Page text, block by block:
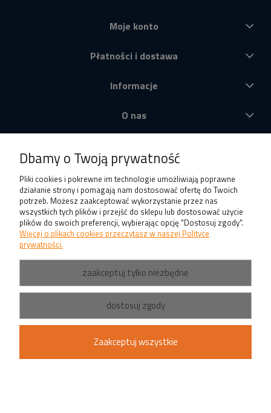
Moje konto
Płatności i dostawa
Informacje
O nas
Dbamy o Twoją prywatność
Pliki cookies i pokrewne im technologie umożliwiają poprawne
działanie strony i pomagają nam dostosować ofertę do Twoich
potrzeb. Możesz zaakceptować wykorzystanie przez nas
wszystkich tych plików i przejść do sklepu lub dostosować użycie
plików do swoich preferencji, wybierając opcję "Dostosuj zgody".
Więcej o plikach cookies przeczytasz w naszej Polityce
prywatności.
zaakceptuj tylko niezbędne
dostosuj zgody
Zaakceptuj wszystkie